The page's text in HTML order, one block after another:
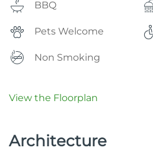
BBQ
Pets Welcome
Non Smoking
View the Floorplan
Architecture